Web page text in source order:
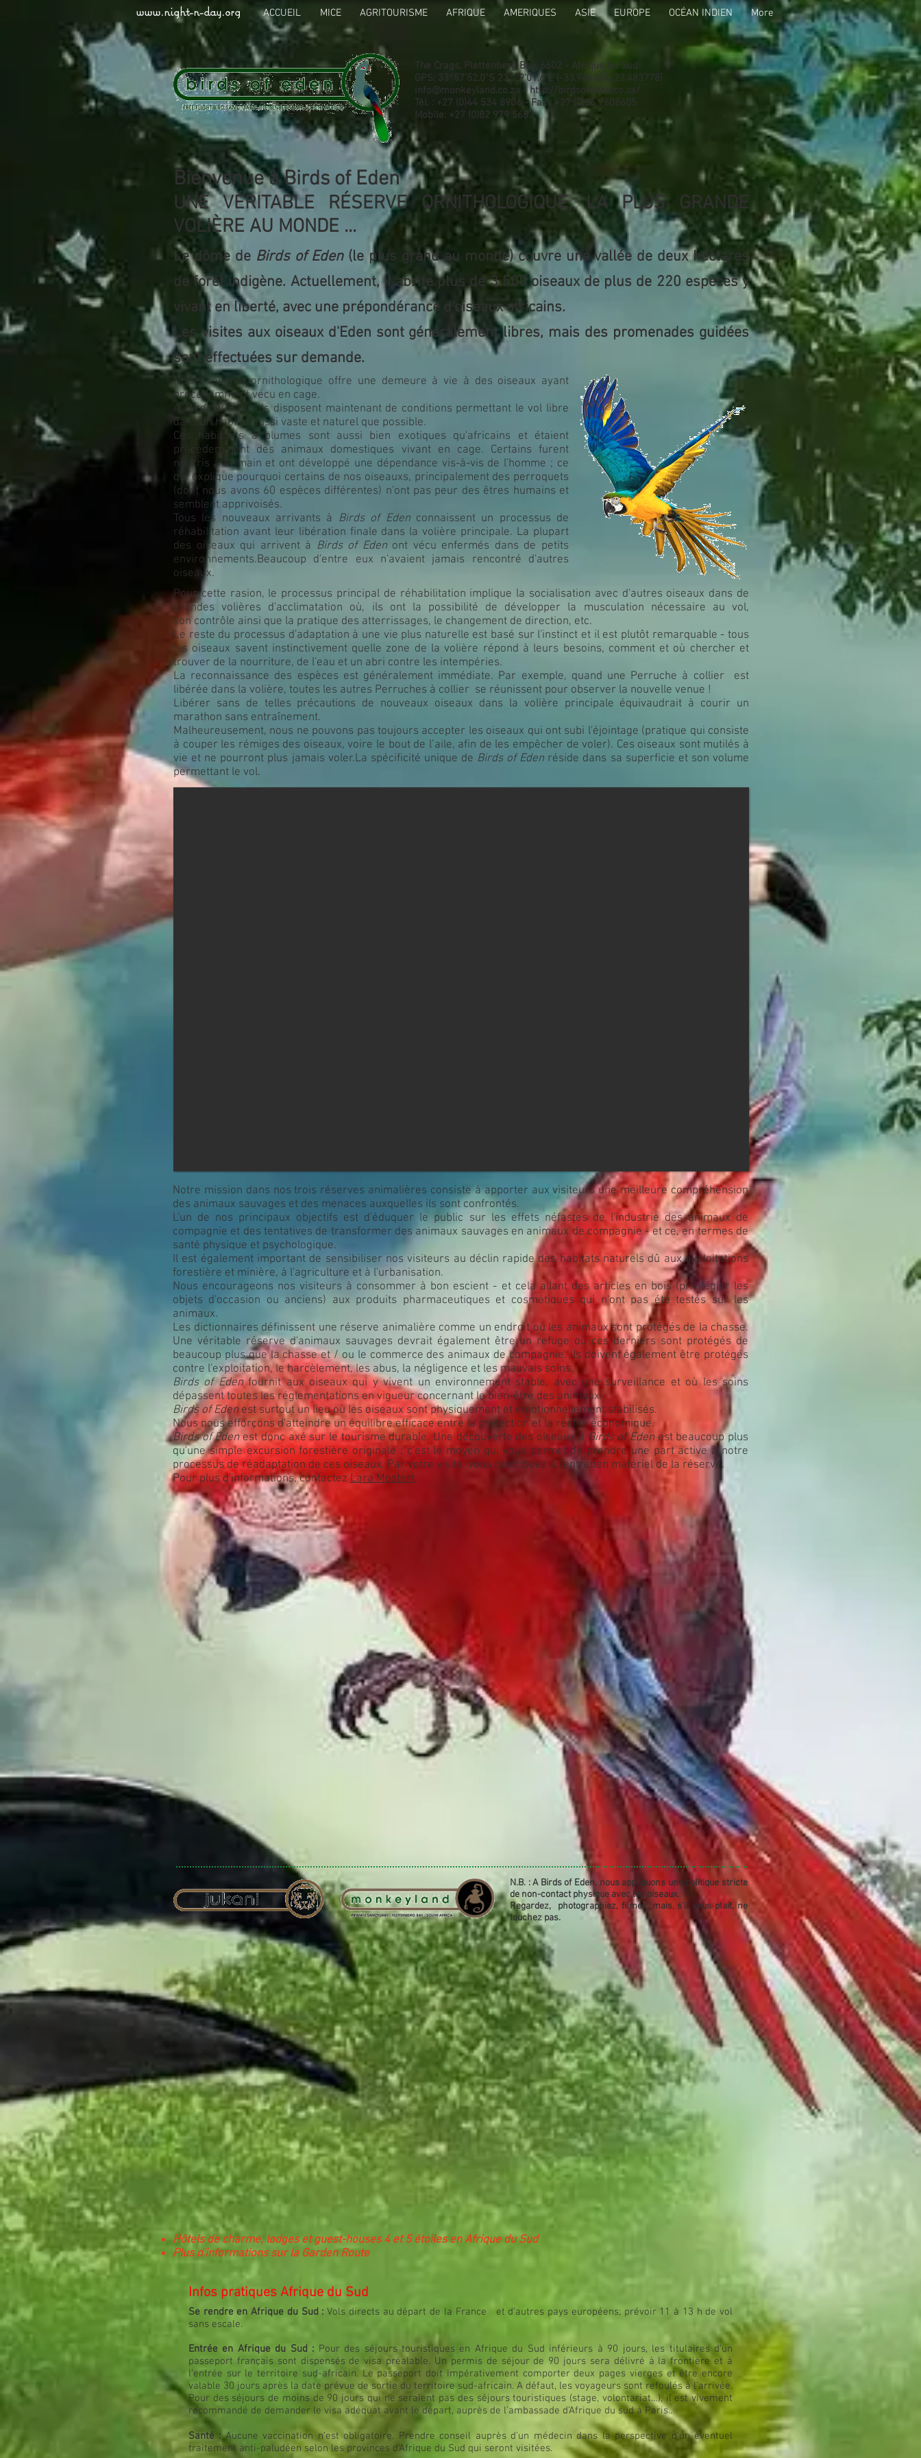
www.night-n-day.org ACCUEIL MICE AGRITOURISME AFRIQUE AMERIQUES ASIE EUROPE OCÉAN INDIEN More
The Crags, Plettenberg Bay, 6602 - Afrique du Sud
GPS: 33°57'52.0"S 23°29'01.6"E (-33.964434, 23.483778)
info@monkeyland.co.za - http://birdsofeden.co.za/
Tél. : +27 (0)44 534 8906 - Fax : +27 (0)86 7608605
Mobile: +27 (0)82 979 5683
Bienvenue à Birds of Eden
UNE VÉRITABLE RÉSERVE ORNITHOLOGIQUE, LA PLUS GRANDE
VOLIÈRE AU MONDE ...
Le dôme de Birds of Eden(le plus grand au monde) couvre une vallée de deux hectares
de forêt indigène. Actuellement, il abrite plus de 3 500 oiseaux de plus de 220 espèces y
vivant en liberté, avec une prépondérance d'oiseaux africains.
Les visites aux oiseaux d'Eden sont généralement libres, mais des promenades guidées
sont effectuées sur demande.
Notre réserve ornithologique offre une demeure à vie à des oiseaux ayant
précédemment vécu en cage.
A Birds of Eden, ils disposent maintenant de conditions permettant le vol libre
dans un habitat aussi vaste et naturel que possible.
Ces habitants à plumes sont aussi bien exotiques qu'africains et étaient
précédemment des animaux domestiques vivant en cage. Certains furent
nourris à la main et ont développé une dépendance vis-à-vis de l'homme ; ce
qui explique pourquoi certains de nos oiseauxs, principalement des perroquets
(dont nous avons 60 espèces différentes) n'ont pas peur des êtres humains et
semblent apprivoisés.
Tous les nouveaux arrivants à Birds of Edenconnaissent un processus de
réhabilitation avant leur libération finale dans la volière principale. La plupart
des oiseaux qui arrivent à Birds of Edenont vécu enfermés dans de petits
environnements.Beaucoup d'entre eux n'avaient jamais rencontré d'autres
oiseaux.
Pour cette rasion, le processus principal de réhabilitation implique la socialisation avec d'autres oiseaux dans de
grandes volières d'acclimatation où, ils ont la possibilité de développer la musculation nécessaire au vol,
son contrôle ainsi que la pratique des atterrissages, le changement de direction, etc.
Le reste du processus d'adaptation à une vie plus naturelle est basé sur l'instinct et il est plutôt remarquable - tous
les oiseaux savent instinctivement quelle zone de la volière répond à leurs besoins, comment et où chercher et
trouver de la nourriture, de l'eau et un abri contre les intempéries.
La reconnaissance des espèces est généralement immédiate. Par exemple, quand une Perruche à collier est
libérée dans la volière, toutes les autres Perruches à collier se réunissent pour observer la nouvelle venue !
Libérer sans de telles précautions de nouveaux oiseaux dans la volière principale équivaudrait à courir un
marathon sans entraînement.
Malheureusement, nous ne pouvons pas toujours accepter les oiseaux qui ont subi l'éjointage (pratique qui consiste
à couper les rémiges des oiseaux, voire le bout de l’aile, afin de les empêcher de voler). Ces oiseaux sont mutilés à
vie et ne pourront plus jamais voler.​La spécificité unique de Birds of Eden réside dans sa superficie et son volume
permettant le vol.
Notre mission dans nos trois réserves animalières consiste à apporter aux visiteurs une meilleure compréhension
des animaux sauvages et des menaces auxquelles ils sont confrontés.
L'un de nos principaux objectifs est d'éduquer le public sur les effets néfastes de l'industrie des animaux de
compagnie et des tentatives de transformer des animaux sauvages en animaux de compagnie - et ce, en termes de
santé physique et psychologique.
Il est également important de sensibiliser nos visiteurs au déclin rapide des habitats naturels dû aux exploitations
forestière et minière, à l'agriculture et à l'urbanisation.
Nous encourageons nos visiteurs à consommer à bon escient - et cela allant des articles en bois (privilégier les
objets d'occasion ou anciens) aux produits pharmaceutiques et cosmétiques qui n'ont pas été testés sur les
animaux.
Les dictionnaires définissent une réserve animalière comme un endroit où les animaux sont protégés de la chasse.
Une véritable réserve d'animaux sauvages devrait également être un refuge où ces derniers sont protégés de
beaucoup plus que la chasse et / ou le commerce des animaux de compagnie. Ils doivent également être protégés
contre l'exploitation, le harcèlement, les abus, la négligence et les mauvais soins.
Birds of Edenfournit aux oiseaux qui y vivent un environnement stable, avec une surveillance et où les soins
dépassent toutes les réglementations en vigueur concernant le bien-être des animaux.
Birds of Eden est surtout un lieu où les oiseaux sont physiquement et émotionnellement stabilisés.
Nous nous efforçons d'atteindre un équilibre efficace entre la protection et la réalité économique.
Birds of Edenest donc axé sur le tourisme durable. Une découverte des oiseaux à Birds of Edenest beaucoup plus
qu'une simple excursion forestière originale ; c'est le moyen qui vous permet de prendre une part active à notre
processus de réadaptation de ces oiseaux. Par votre visite, vous contribuez à l'entretien matériel de la réserve.
Pour plus d'informations, contactez Lara Mostert.
N.B. : A Birds of Eden, nous appliquons une politique stricte
de non-contact physique avec les oiseaux.
Regardez, photographiez, filmez, mais, s'il vous plaît, ne
touchez pas.​​​​​​​​​​​​​​​​​​​​
Hôtels de charme, lodges et guest-houses 4 et 5 étoiles en Afrique du Sud
Plus d'informations sur la Garden Route
Infos pratiques Afrique du Sud
Se rendre en Afrique du Sud :Vols directs au départ de la France et d'autres pays européens; prévoir 11 à 13 h de vol
sans escale.
Entrée en Afrique du Sud : Pour des séjours touristiques en Afrique du Sud inférieurs à 90 jours, les titulaires d’un
passeport français sont dispensés de visa préalable. Un permis de séjour de 90 jours sera délivré à la frontière et à
l’entrée sur le territoire sud-africain. Le passeport doit impérativement comporter deux pages vierges et être encore
valable 30 jours après la date prévue de sortie du territoire sud-africain. A défaut, les voyageurs sont refoulés à l’arrivée.
Pour des séjours de moins de 90 jours qui ne seraient pas des séjours touristiques (stage, volontariat…), il est vivement
recommandé de demander le visa adéquat avant le départ, auprès de l’ambassade d’Afrique du sud à Paris..
Santé :Aucune vaccination n’est obligatoire. Prendre conseil auprès d'un médecin dans la perspective d'un éventuel
traitement anti-paludéen selon les provinces d'Afrique du Sud qui seront visitées.